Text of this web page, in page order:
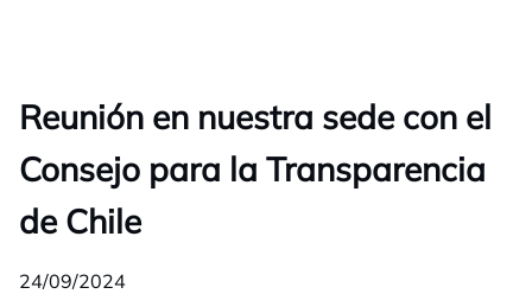
Reunión en nuestra sede con el
Consejo para la Transparencia
de Chile
24/09/2024